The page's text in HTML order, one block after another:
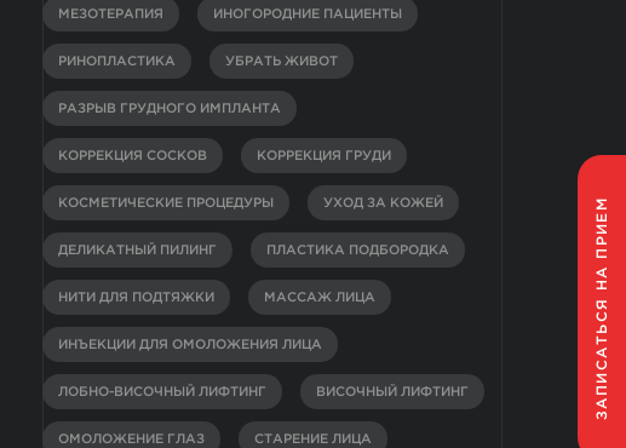
ЗАПИСАТЬСЯ
НА ПРИЕМ
МЕЗОТЕРАПИЯ ИНОГОРОДНИЕ ПАЦИЕНТЫ
РИНОПЛАСТИКА УБРАТЬ ЖИВОТ
РАЗРЫВ ГРУДНОГО ИМПЛАНТА
КОРРЕКЦИЯ СОСКОВ КОРРЕКЦИЯ ГРУДИ
КОСМЕТИЧЕСКИЕ ПРОЦЕДУРЫ УХОД ЗА КОЖЕЙ
ДЕЛИКАТНЫЙ ПИЛИНГ ПЛАСТИКА ПОДБОРОДКА
НИТИ ДЛЯ ПОДТЯЖКИ МАССАЖ ЛИЦА
ИНЪЕКЦИИ ДЛЯ ОМОЛОЖЕНИЯ ЛИЦА
ЛОБНО-ВИСОЧНЫЙ ЛИФТИНГ ВИСОЧНЫЙ ЛИФТИНГ
ОМОЛОЖЕНИЕ ГЛАЗ СТАРЕНИЕ ЛИЦА